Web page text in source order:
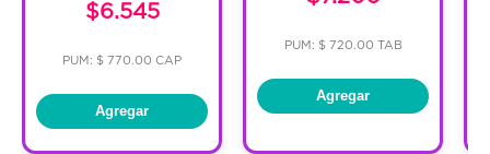
$6.545
PUM: $ 770.00 CAP
Agregar
PUM: $ 720.00 TAB
Agregar